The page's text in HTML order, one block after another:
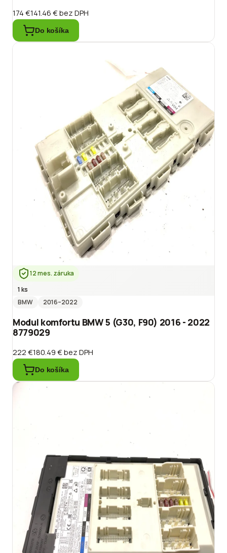
174 €141.46 €bez DPH
Do košíka
12 mes. záruka
1 ks
BMW
2016–2022
Modul komfortu BMW 5 (G30, F90) 2016 - 2022
8779029
222 €180.49 €bez DPH
Do košíka